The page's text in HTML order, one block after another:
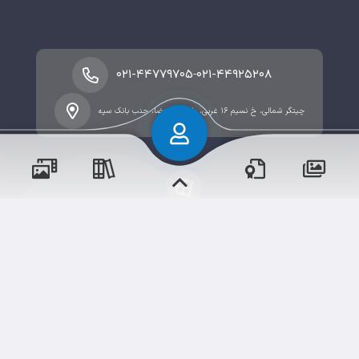
چیتگر شمالی، خ نسیم ۱۶ غربی، بلوار امام رضا، جنب بانک سپه
۰۲۱-۴۴۹۲۵۲۰۸-۰۲۱-۴۴۷۷۹۷۰۵